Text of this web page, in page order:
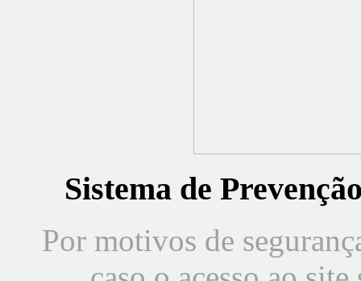
Sistema de
Por motivos de